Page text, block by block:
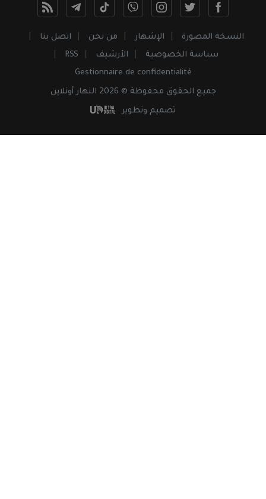
النسخة المصورة الإشهار من نحن
اتصل بنا
سياسة الخصوصية
الأرشيف
RSS
Gestionnaire de confidentialité
جميع الحقوق محفوظة © 2026 النهار أونلاين
تصميم وتطوير